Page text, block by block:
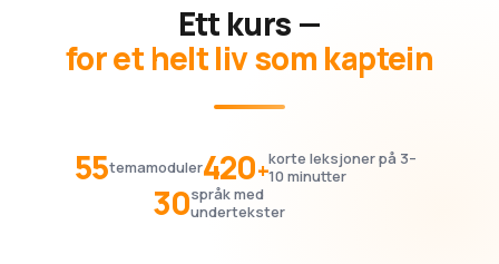
Ett kurs —
for et helt liv som kaptein
55temamoduler420+korte leksjoner på 3–
10 minutter
30språk med
undertekster